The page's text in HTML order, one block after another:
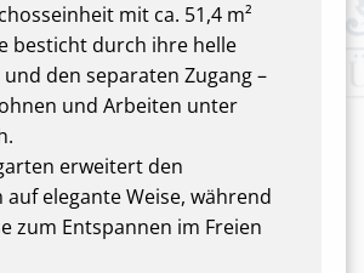
mit ca. 51,4 m²
besticht durch ihre helle
den separaten Zugang –
und Arbeiten unter
erweitert den
elegante Weise, während
zum Entspannen im Freien